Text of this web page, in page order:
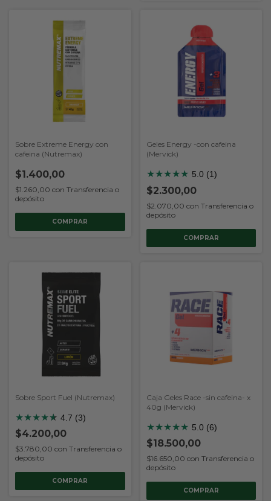
Sobre Extreme Energy con
cafeina (Nutremax)
$1.400,00
$1.260,00 con Transferencia o
depósito
Geles Energy -con cafeina
(Mervick)
★★★★★ 5.0 (1)
$2.300,00
$2.070,00 con Transferencia o
depósito
COMPRAR
Sobre Sport Fuel (Nutremax)
★★★★★
★ 4.7 (3)
$4.200,00
$3.780,00 con Transferencia o
depósito
Caja Geles Race -sin cafeina- x
40g (Mervick)
★★★★★ 5.0 (6)
$18.500,00
$16.650,00 con Transferencia o
depósito
COMPRAR